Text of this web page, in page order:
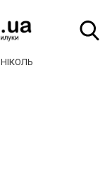
НІКОЛЬ